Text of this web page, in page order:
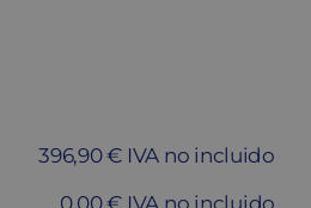
396,90 € IVA no incluido
0,00 € IVA no incluido